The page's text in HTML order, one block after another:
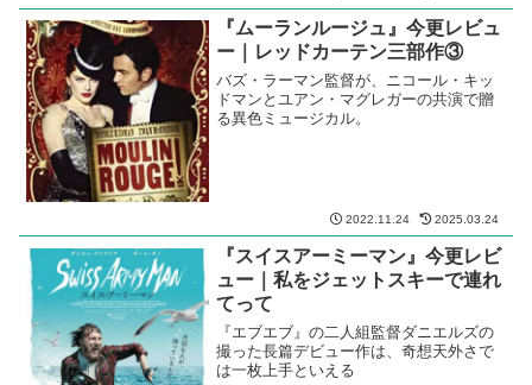
『ムーランルージュ』今更レビュ
ー｜レッドカーテン三部作③
バズ・ラーマン監督が、ニコール・キッ
ドマンとユアン・マグレガーの共演で贈
る異色ミュージカル。
2022.11.24 2025.03.24
『スイスアーミーマン』今更レビ
ュー｜私をジェットスキーで連れ
てって
『エブエブ』の二人組監督ダニエルズの
撮った長篇デビュー作は、奇想天外さで
は一枚上手といえる